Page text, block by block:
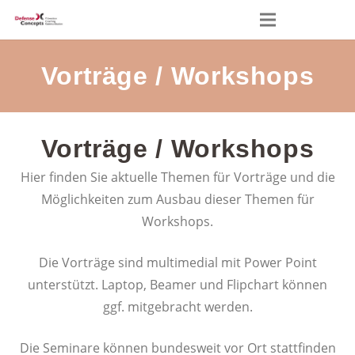
Vorträge / Workshops
Vorträge / Workshops
Hier finden Sie aktuelle Themen für Vorträge und die
Möglichkeiten zum Ausbau dieser Themen für
Workshops.
Die Vorträge sind multimedial mit Power Point
unterstützt. Laptop, Beamer und Flipchart können
ggf. mitgebracht werden.
Die Seminare können bundesweit vor Ort stattfinden